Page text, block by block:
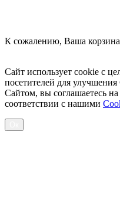
К сожалению, Ваша корзина
Сайт использует cookie с
посетителей для
Сайтом, вы соглашаетесь
соответствии с нашими